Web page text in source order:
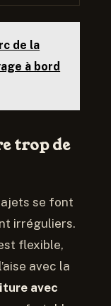
de la
à bord
trop de
se font
irréguliers.
flexible,
avec la
avec